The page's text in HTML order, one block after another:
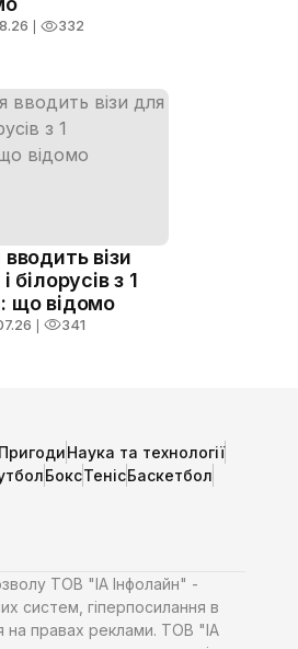
❘ 332
візи
білорусів з 1
що відомо
❘ 341
ПригодиНаука та технології
БоксТенісБаскетбол
ТОВ "ІА Інфолайн" -
систем, гіперпосилання в
на правах реклами. ТОВ "ІА